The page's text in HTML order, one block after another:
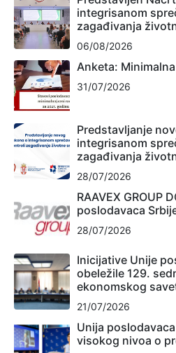
integrisanom
zagađivanja
06/08/2026
Anketa:
31/07/2026
Predstavljanje
integrisanom
zagađivanja
28/07/2026
RAAVEX GROUP
poslodavaca
28/07/2026
Inicijative Unije
obeležile 129.
ekonomskog
21/07/2026
Unija
visokog nivoa o